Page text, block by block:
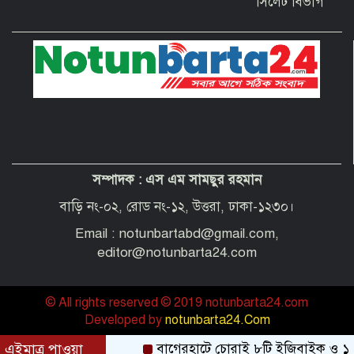
দেশবাসীকে প্রধানমন্ত্রীর ঈদুল আজহার
শুভেচ্ছা
“অপরাধী যেই হোক, তার কোনো ছাড় নয়”—
বাগেরহাটের নবাগত পুলিশ সুপার
সম্পাদক : এস এম সামছুর রহমান
বাড়ি নং-০২, রোড নং-১২, উত্তরা, ঢাকা-১২৩০।
Email : notunbartabd@gmail.com,
editor@notunbarta24.com
এইমাত্র পাওয়া বাগেরহাটে চোরাই ৮টি ইজিবাইক ও ১২টি
© All rights reserved © 2019 notunbarta24.com
Developed by notunbarta24.Com